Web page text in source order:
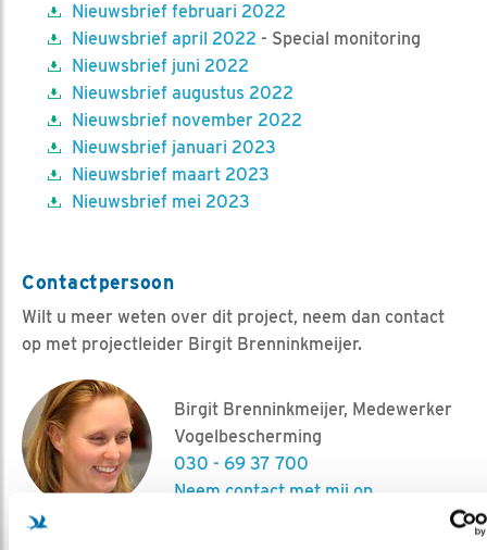
Nieuwsbrief februari 2022
Nieuwsbrief april 2022 - Special monitoring
Nieuwsbrief juni 2022
Nieuwsbrief augustus 2022
Nieuwsbrief november 2022
Nieuwsbrief januari 2023
Nieuwsbrief maart 2023
Nieuwsbrief mei 2023
Contactpersoon
Wilt u meer weten over dit project, neem dan contact
op met projectleider Birgit Brenninkmeijer.
Birgit Brenninkmeijer, Medewerker
Vogelbescherming
030 - 69 37 700
Neem contact met mij op